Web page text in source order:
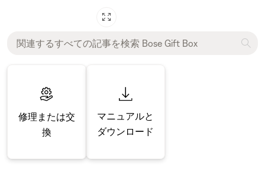
修理または交
換
マニュアルと
ダウンロード